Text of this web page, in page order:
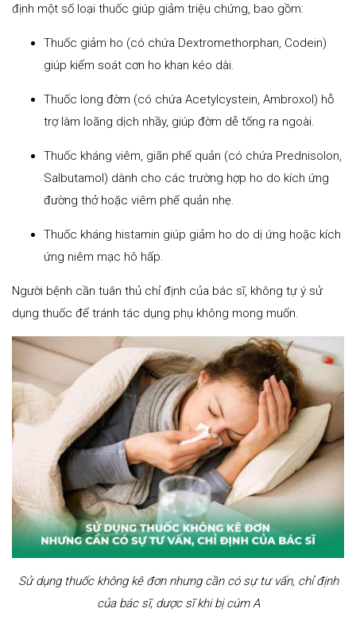
định một số loại thuốc giúp giảm triệu chứng, bao gồm:
Thuốc giảm ho (có chứa Dextromethorphan, Codein)
giúp kiểm soát cơn ho khan kéo dài.
Thuốc long đờm (có chứa Acetylcystein, Ambroxol) hỗ
trợ làm loãng dịch nhầy, giúp đờm dễ tống ra ngoài.
Thuốc kháng viêm, giãn phế quản (có chứa Prednisolon,
Salbutamol) dành cho các trường hợp ho do kích ứng
đường thở hoặc viêm phế quản nhẹ.
Thuốc kháng histamin giúp giảm ho do dị ứng hoặc kích
ứng niêm mạc hô hấp.
Người bệnh cần tuân thủ chỉ định của bác sĩ, không tự ý sử
dụng thuốc để tránh tác dụng phụ không mong muốn.
Sử dụng thuốc không kê đơn nhưng cần có sự tư vấn, chỉ định
của bác sĩ, dược sĩ khi bị cúm A